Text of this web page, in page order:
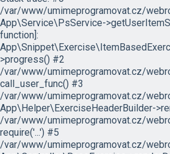
/var/www/umimeprogramovat.cz/
App\Service\PsService-
function]:
>progress() #2
/var/www/umimeprogramovat.cz/
call_user_func() #3
/var/www/umimeprogramovat.cz/
App\Helper\ExerciseHeaderBuilder-
/var/www/umimeprogramovat.cz/
require('...') #5
/var/www/umimeprogramovat.cz/